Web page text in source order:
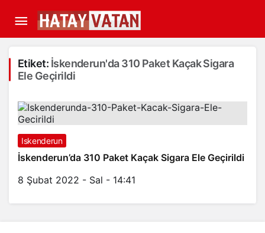
Etiket: İskenderun'da 310 Paket Kaçak Sigara
Ele Geçirildi
Iskenderun
İskenderun’da 310 Paket Kaçak Sigara Ele Geçirildi
8 Şubat 2022 - Sal - 14:41